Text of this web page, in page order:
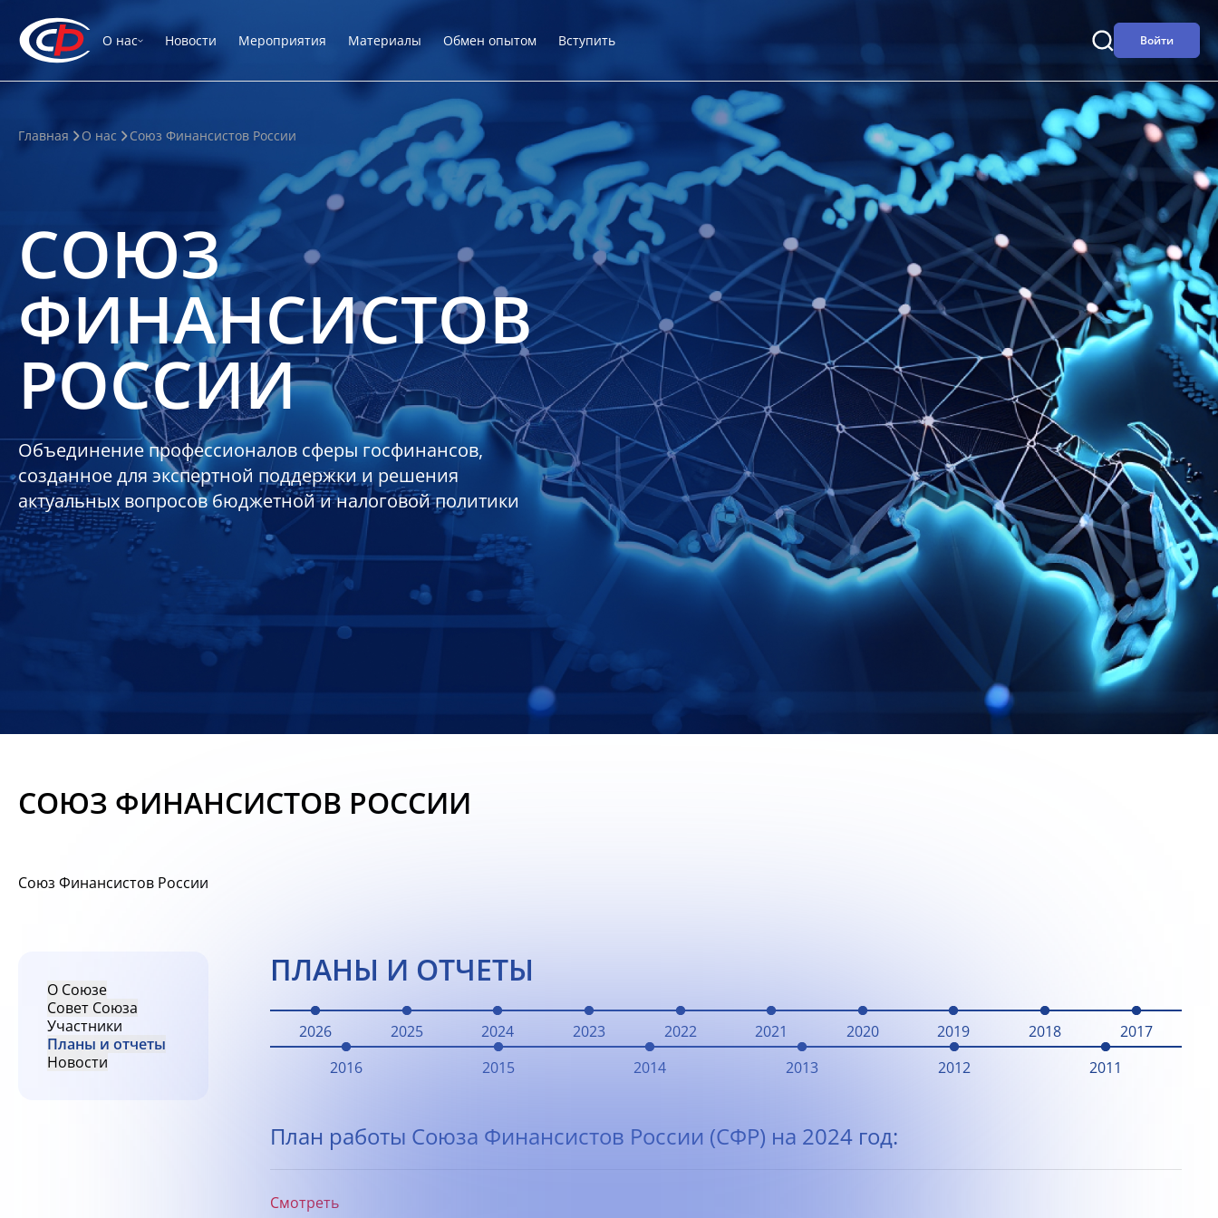
О нас Новости Мероприятия Материалы Обмен опытом Вступить Войти
Главная О нас Союз Финансистов России
СОЮЗ
ФИНАНСИСТОВ
РОССИИ
Объединение профессионалов сферы госфинансов,
созданное для экспертной поддержки и решения
актуальных вопросов бюджетной и налоговой политики
СОЮЗ ФИНАНСИСТОВ РОССИИ
Союз Финансистов России
О Союзе
Совет Союза
Участники
Планы и отчеты
Новости
ПЛАНЫ И ОТЧЕТЫ
2026 2025 2024 2023 2022 2021 2020 2019 2018
2017
2016
2015 2014 2013 2012 2011
План работы Союза Финансистов России (СФР) на 2024 год:
Смотреть